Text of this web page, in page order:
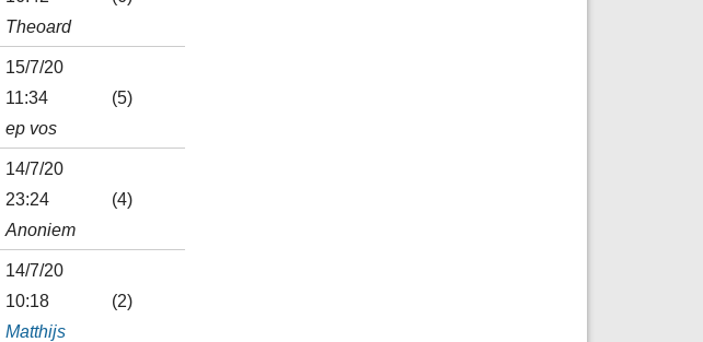
Theoard
15/7/20
11:34
ep vos
(5)
14/7/20
23:24
Anoniem
(4)
14/7/20
10:18
Matthijs
(2)